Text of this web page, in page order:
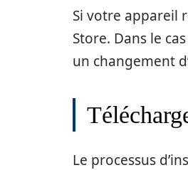
Si votre appareil
Store. Dans le
un changement
Le processus